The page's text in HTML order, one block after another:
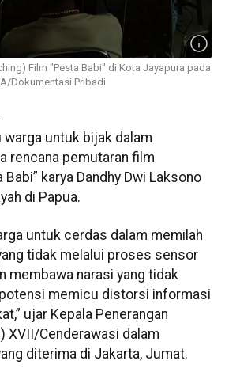
Film "Pesta Babi" di Kota Jayapura pada
Dokumentasi Pribadi
warga untuk bijak dalam
rencana pemutaran film
karya Dandhy Dwi Laksono
di Papua.
untuk cerdas dalam memilah
tidak melalui proses sensor
membawa narasi yang tidak
memicu distorsi informasi
ujar Kepala Penerangan
XVII/Cenderawasi dalam
diterima di Jakarta, Jumat.